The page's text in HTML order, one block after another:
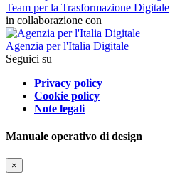
Team per la Trasformazione Digitale
in collaborazione con
Agenzia per l'Italia Digitale
Seguici su
Privacy policy
Cookie policy
Note legali
Manuale operativo di design
×